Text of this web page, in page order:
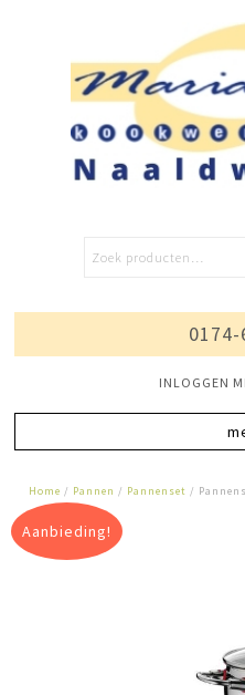
INLOGGEN
Home / Pannen / Pannenset /
Aanbieding!